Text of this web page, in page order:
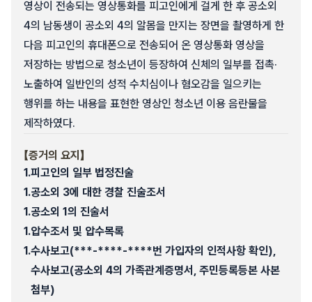
영상이 전송되는 영상통화를 피고인에게 걸게 한 후 공소외
4의 남동생이 공소외 4의 알몸을 만지는 장면을 촬영하게 한
다음 피고인의 휴대폰으로 전송되어 온 영상통화 영상을
저장하는 방법으로 청소년이 등장하여 신체의 일부를 접촉·
노출하여 일반인의 성적 수치심이나 혐오감을 일으키는
행위를 하는 내용을 표현한 영상인 청소년 이용 음란물을
제작하였다.
【증거의 요지】
1.피고인의 일부 법정진술
1.공소외 3에 대한 경찰 진술조서
1.공소외 1의 진술서
1.압수조서 및 압수목록
1.수사보고(***-****-****번 가입자의 인적사항 확인),
수사보고(공소외 4의 가족관계증명서, 주민등록등본 사본
첨부)